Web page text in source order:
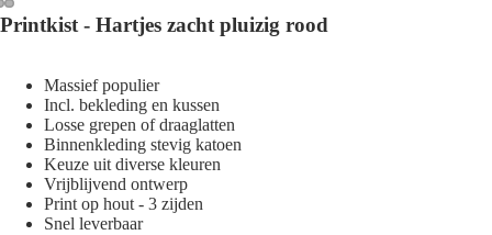
volledig
scherm
volledig
scherm
volledig
scherm
Printkist - Hartjes zacht pluizig rood
Massief populier
Incl. bekleding en kussen
Losse grepen of draaglatten
Binnenkleding stevig katoen
Keuze uit diverse kleuren
Vrijblijvend ontwerp
Print op hout - 3 zijden
Snel leverbaar